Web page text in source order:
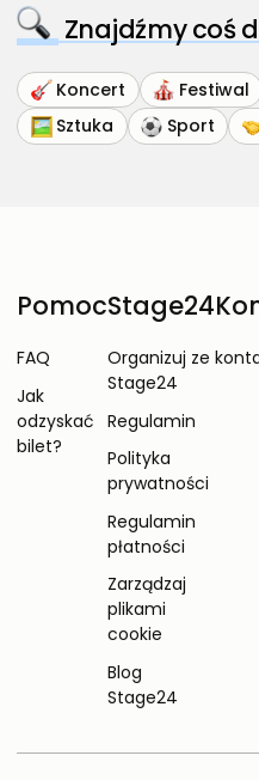
Znajdźmy coś
Koncert Festiwal
Sztuka
Sport
Pomoc
FAQ
Jak
odzyskać
bilet?
Stage24
Organizuj ze
Stage24
Regulamin
Polityka
prywatności
Regulamin
płatności
Zarządzaj
plikami
cookie
Blog
Stage24